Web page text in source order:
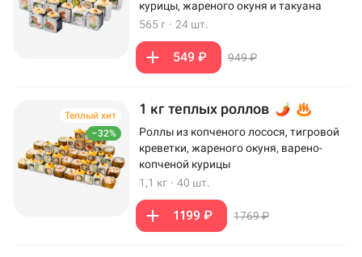
курицы, жареного окуня и такуана
565 г · 24 шт.
549 ₽ 949 ₽
–32%
Теплый хит 1 кг теплых роллов
Роллы из копченого лосося, тигровой
креветки, жареного окуня, варено-
копченой курицы
1,1 кг · 40 шт.
1199 ₽ 1769 ₽